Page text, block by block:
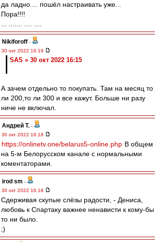
да ладно.... пошёл настраивать уже...
Пора!!!!
Nikiforoff -
30 окт 2022 16:19
SAS » 30 окт 2022 16:15
А зачем отдельно то покупать. Там на месяц то
ли 200,то ли 300 и все кажут. Больше ни разу
ниче не включал.
Андрей Т. -
30 окт 2022 16:18
https://onlinetv.one/belarus5-online.php В общем
на 5-м Белорусском канале с нормальными
коментаторами.
irod sm -
30 окт 2022 16:18
Сдерживая скупые слёзы радости, - Дениса,
любовь к Спартаку важнее ненависти к кому-бы
то ни было.
;)